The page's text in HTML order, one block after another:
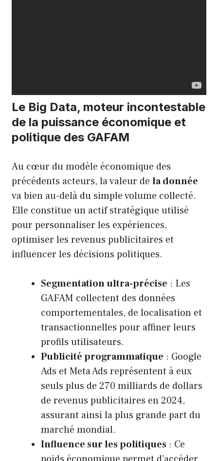
Le Big Data, moteur incontestable
de la puissance économique et
politique des GAFAM
Au cœur du modèle économique des
précédents acteurs, la valeur de la donnée
va bien au-delà du simple volume collecté.
Elle constitue un actif stratégique utilisé
pour personnaliser les expériences,
optimiser les revenus publicitaires et
influencer les décisions politiques.
Segmentation ultra-précise : Les
GAFAM collectent des données
comportementales, de localisation et
transactionnelles pour affiner leurs
profils utilisateurs.
Publicité programmatique : Google
Ads et Meta Ads représentent à eux
seuls plus de 270 milliards de dollars
de revenus publicitaires en 2024,
assurant ainsi la plus grande part du
marché mondial.
Influence sur les politiques : Ce